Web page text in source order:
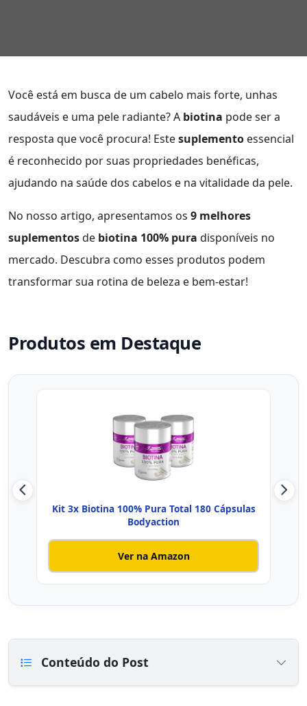
Você está em busca de um cabelo mais forte, unhas
saudáveis e uma pele radiante? A biotina pode ser a
resposta que você procura! Estesuplemento essencial
é reconhecido por suas propriedades benéficas,
ajudando na saúde dos cabelos e na vitalidade da pele.
No nosso artigo, apresentamos os 9 melhores
suplementosde biotina 100% pura disponíveis no
mercado. Descubra como esses produtos podem
transformar sua rotina de beleza e bem-estar!
Produtos em Destaque
Kit 3x Biotina 100% Pura Total 180 Cápsulas
Bodyaction
Ver na Amazon
Conteúdo do Post